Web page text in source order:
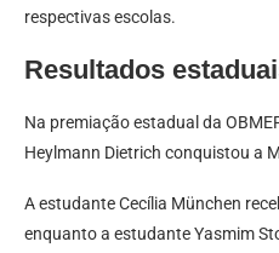
respectivas escolas.
Resultados
Na premiação estadual da
Heylmann Dietrich conquistou a
A estudante Cecília München
enquanto a estudante Yasmim